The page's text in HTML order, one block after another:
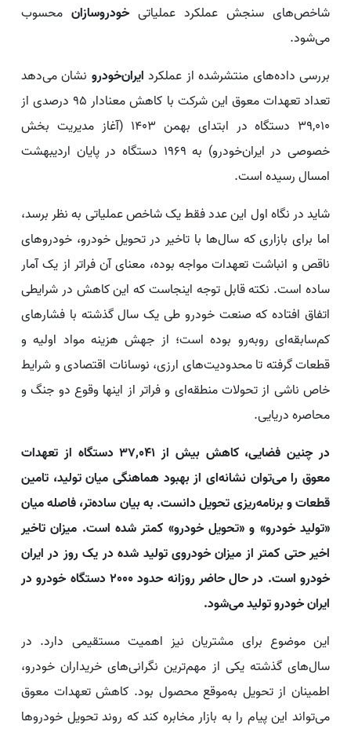
شاخص‌های سنجش عملکرد عملیاتی خودروسازان محسوب
می‌شود.
بررسی داده‌های منتشرشده از عملکردایران‌خودرو نشان می‌دهد
تعداد تعهدات معوق این شرکت با کاهش معنادار 95 درصدی از
39,010 دستگاه در ابتدای بهمن 1403 (آغاز مدیریت بخش
خصوصی در ایران‌خودرو) به 1969 دستگاه در پایان اردیبهشت
امسال رسیده است.
شاید در نگاه اول این عدد فقط یک شاخص عملیاتی به نظر برسد،
اما برای بازاری که سال‌ها با تاخیر در تحویل خودرو، خودروهای
ناقص و انباشت تعهدات مواجه بوده، معنای آن فراتر از یک آمار
ساده است. نکته قابل توجه اینجاست که این کاهش در شرایطی
اتفاق افتاده که صنعت خودرو طی یک سال گذشته با فشارهای
کم‌سابقه‌ای روبه‌رو بوده است؛ از جهش هزینه مواد اولیه و
قطعات گرفته تا محدودیت‌های ارزی، نوسانات اقتصادی و شرایط
خاص ناشی از تحولات منطقه‌ای و فراتر از اینها وقوع دو جنگ و
محاصره دریایی.
در چنین فضایی، کاهش بیش از 37,041 دستگاه از تعهدات
معوق را می‌توان نشانه‌ای از بهبود هماهنگی میان تولید، تامین
قطعات و برنامه‌ریزی تحویل دانست. به بیان ساده‌تر، فاصله میان
«تولید خودرو» و «تحویل خودرو» کمتر شده است. میزان تاخیر
اخیر حتی کمتر از میزان خودروی تولید شده در یک روز در ایران
خودرو است. در حال حاضر روزانه حدود 2000 دستگاه خودرو در
ایران خودرو تولید می‌شود.
این موضوع برای مشتریان نیز اهمیت مستقیمی دارد. در
سال‌های گذشته یکی از مهم‌ترین نگرانی‌های خریداران خودرو،
اطمینان از تحویل به‌موقع محصول بود. کاهش تعهدات معوق
می‌تواند این پیام را به بازار مخابره کند که روند تحویل خودروها